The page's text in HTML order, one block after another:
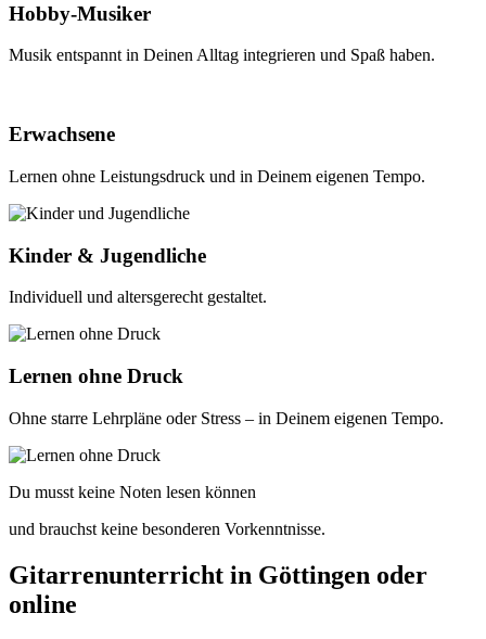
Hobby-Musiker
Musik entspannt in Deinen Alltag integrieren und Spaß haben.
Erwachsene
Lernen ohne Leistungsdruck und in Deinem eigenen Tempo.
Kinder & Jugendliche
Individuell und altersgerecht gestaltet.
Lernen ohne Druck
Ohne starre Lehrpläne oder Stress – in Deinem eigenen Tempo.
Du musst keine Noten lesen können
und brauchst keine besonderen Vorkenntnisse.
Gitarrenunterricht in Göttingen oder
online